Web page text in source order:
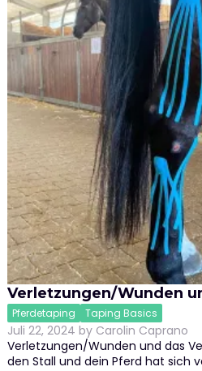
Verletzungen/Wunden
Pferdetaping Taping Basics
Juli 22, 2024 by Carolin Caprano
Verletzungen/Wunden und das
den Stall und dein Pferd hat sich